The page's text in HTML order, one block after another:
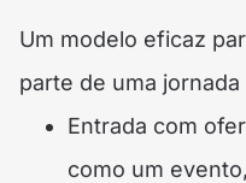
Um modelo eficaz
parte de uma
Entrada com
como um